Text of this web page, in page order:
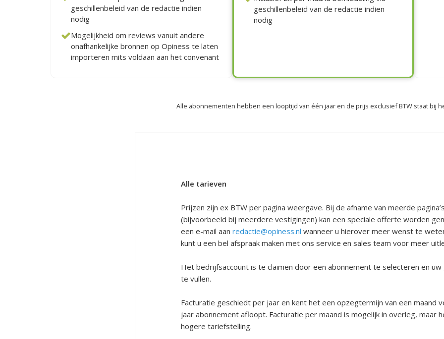
geschillenbeleid van de redactie indien
nodig
Mogelijkheid om reviews vanuit andere
onafhankelijke bronnen op Opiness te laten
importeren mits voldaan aan het convenant
geschillenbeleid van de redactie indien
nodig
Alle abonnementen hebben een looptijd van één jaar en de prijs exclusief BTW staat bij
Alle tarieven
Prijzen zijn ex BTW per pagina weergave. Bij de afname van meerde pagina’s
(bijvoorbeeld bij meerdere vestigingen) kan een speciale offerte worden
een e-mail aan redactie@opiness.nl wanneer u hierover meer wenst te
kunt u een bel afspraak maken met ons service en sales team voor meer
Het bedrijfsaccount is te claimen door een abonnement te selecteren en uw
te vullen.
Facturatie geschiedt per jaar en kent het een opzegtermijn van een maand
jaar abonnement afloopt. Facturatie per maand is mogelijk in overleg, maar
hogere tariefstelling.